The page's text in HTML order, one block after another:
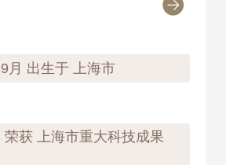
月 出生于 上海市
荣获 上海市重大科技成果